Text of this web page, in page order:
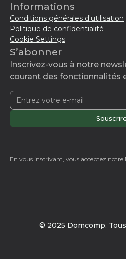
Informations
Conditions générales d'utilisation
Politique de confidentialité
Cookie Settings
S’abonner
Inscrivez-vous à notre
courant des fonctionnalités
En vous inscrivant, vous acceptez notre
© 2025 Domcomp.